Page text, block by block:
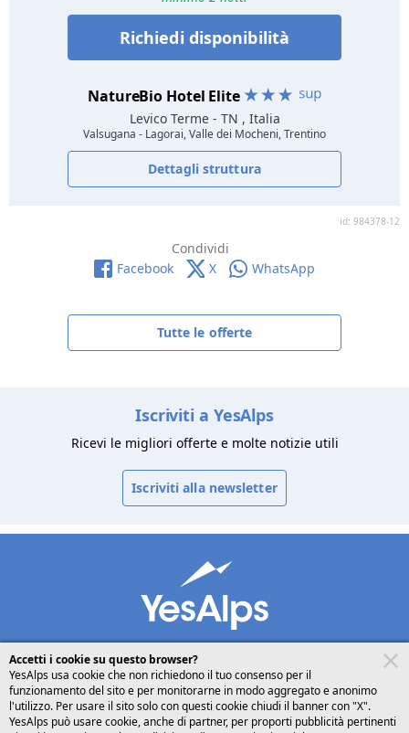
Richiedi disponibilità
NatureBio Hotel Elite
Levico Terme - TN , Italia
Valsugana - Lagorai, Valle dei Mocheni, Trentino
Dettagli struttura
id: 984378-12
Condividi
Facebook
X WhatsApp
Tutte le offerte
Iscriviti a YesAlps
Ricevi le migliori offerte e molte notizie utili
Iscriviti alla newsletter
desktop seguici su condividi
Accetti i cookie su questo browser?
YesAlps usa cookie che non richiedono il tuo consenso per il
funzionamento del sito e per monitorarne in modo aggregato e anonimo
l'utilizzo. Per usare il sito solo con questi cookie chiudi il banner con "X".
YesAlps può usare cookie, anche di partner, per proporti pubblicità pertinenti